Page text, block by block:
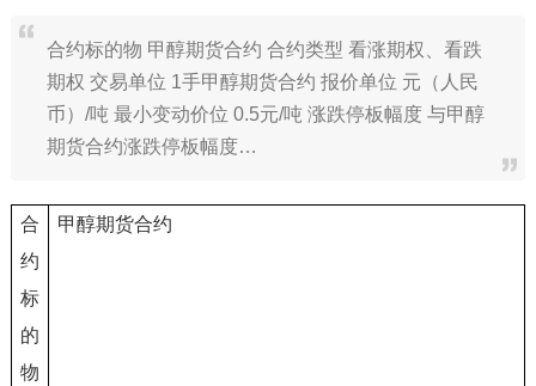
合约标的物 甲醇期货合约 合约类型 看涨期权、看跌
期权 交易单位 1手甲醇期货合约 报价单位 元（人民
币）/吨 最小变动价位 0.5元/吨 涨跌停板幅度 与甲醇
期货合约涨跌停板幅度…
合
约
标
的
物
甲醇期货合约